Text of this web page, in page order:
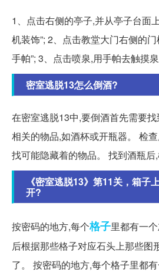
1、点击右侧的亭子,并从亭子台面
机装饰”; 2、点击教堂大门右侧的
手帕”; 3、点击喷泉,用手帕去触摸泉
密室逃脱13怎么倒酒?
在密室逃脱13中,要倒酒首先需要
相关的物品,如酒杯或开瓶器。 检
找可能隐藏着的物品。 找到酒瓶后,
《密室逃脱13》第11关，箱子
开?
按密码的地方,每个格子里都有一
后根据那些格子对应石头上那些图
了。 按密码的地方,每个格子里都有